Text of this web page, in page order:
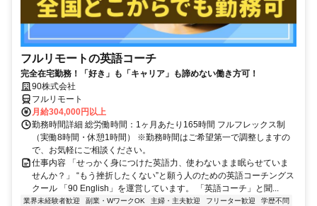
フルリモートの英語コーチ
完全在宅勤務！「好き」も「キャリア」も諦めない働き方可！
90株式会社
フルリモート
月給304,000円以上
勤務時間詳細 総労働時間：1ヶ月あたり165時間 フルフレックス制
（実働8時間・休憩1時間） ※勤務時間はご希望第一で調整しますの
で、お気軽にご相談ください。
仕事内容 「せっかく身につけた英語力、使わないまま眠らせていま
せんか？」 “もう挫折したくない”と願う人のための英語コーチングス
クール 「90 English」を運営しています。 「英語コーチ」と聞...
業界未経験者歓迎 副業・WワークOK 主婦・主夫歓迎 フリーター歓迎
学歴不問